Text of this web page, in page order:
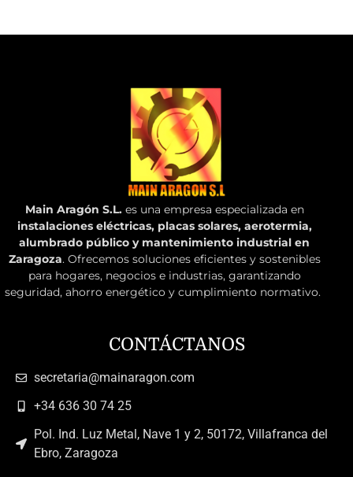
Main Aragón S.L.es una empresa especializada en
instalaciones eléctricas, placas solares, aerotermia,
alumbrado público y mantenimiento industrial en
Zaragoza. Ofrecemos soluciones eficientes y sostenibles
para hogares, negocios e industrias, garantizando
seguridad, ahorro energético y cumplimiento normativo.
CONTÁCTANOS
secretaria@mainaragon.com
+34 636 30 74 25
Pol. Ind. Luz Metal, Nave 1 y 2, 50172, Villafranca del
Ebro, Zaragoza